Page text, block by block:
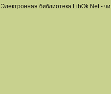
Электронная библиотека LibOk.Net -